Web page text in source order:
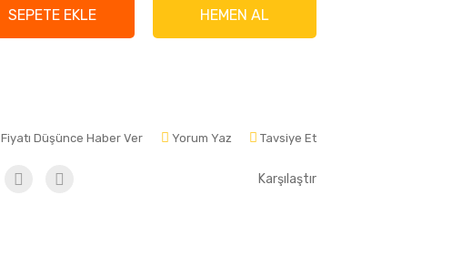
SEPETE EKLE HEMEN AL
Fiyatı Düşünce Haber Ver Yorum Yaz Tavsiye Et
Karşılaştır